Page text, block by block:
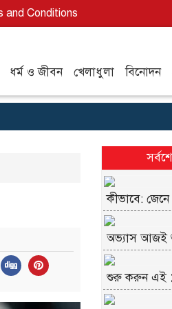
and Conditions
ধর্ম ও জীবন খেলাধুলা বিনোদন
কীভাবে: জেনে
অভ্যাস আজই
শুরু করুন এই